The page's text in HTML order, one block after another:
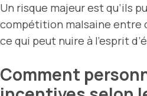
Un risque majeur est qu’ils
compétition malsaine entre
ce qui peut nuire à l’esprit
Comment